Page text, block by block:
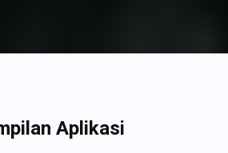
Aplikasi